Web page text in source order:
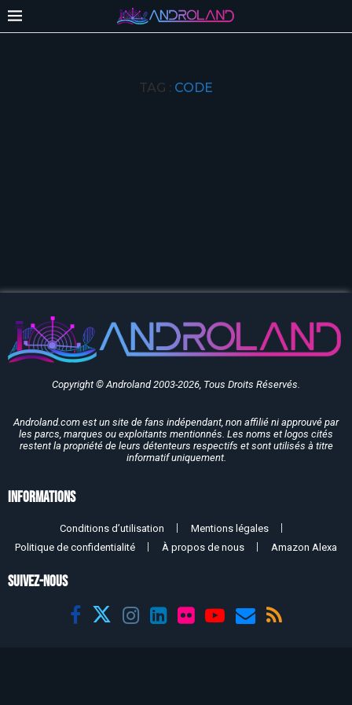
TAG : CODE
Copyright © Androland 2003-2026, Tous Droits Réservés.
Androland.com est un site de fans indépendant, non affilié ni approuvé par
les parcs, marques ou exploitants mentionnés. Les noms et logos cités
restent la propriété de leurs détenteurs respectifs et sont utilisés à titre
informatif uniquement.
Informations
Conditions d’utilisation
Mentions légales
Politique de confidentialité
À propos de nous Amazon Alexa
SUIVEZ-NOUS